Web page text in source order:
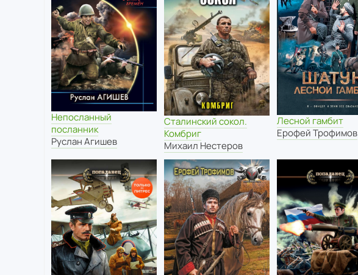
Непосланный
посланник
Руслан Агишев
Сталинский сокол.
Комбриг
Михаил Нестеров
Лесной гамбит
Ерофей Трофимов